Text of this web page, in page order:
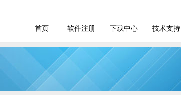
首页 软件注册 下载中心 技术支持